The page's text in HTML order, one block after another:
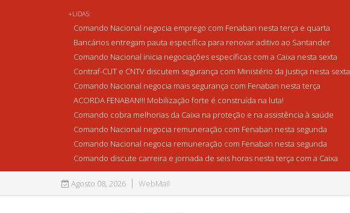
+LIDAS:
Comando Nacional negocia emprego com Fenaban nesta terça e quarta
Bancários entregam pauta específica para renovar aditivo ao Santander
Comando Nacional inicia negociações específicas com a Caixa nesta sexta
Contraf-CUT e CNTV discutem segurança com Ministério da Justiça nesta sexta
Comando Nacional negocia mais segurança com Fenaban nesta terça
ACORDA FENABAN!!! Mobilização forte é construída na luta!
Comando cobra melhorias da Caixa na proteção e na assistência à saúde
Comando Nacional negocia remuneração com Fenaban nesta segunda
Comando Nacional negocia remuneração com Fenaban nesta segunda
Comando discute carreira e jornada de seis horas nesta terça com a Caixa
Agosto 08, 2026 WebMail